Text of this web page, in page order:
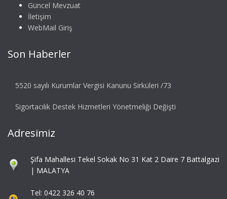
Güncel Mevzuat
İletişim
WebMail Giriş
Son Haberler
5520 sayılı Kurumlar Vergisi Kanunu Sirküleri /73
Sigortacılık Destek Hizmetleri Yönetmeliği Değişti
Adresimiz
Şifa Mahallesi Tekel Sokak No 31 Kat 2 Daire 7 Battalgazi
| MALATYA
Tel: 0422 326 40 76